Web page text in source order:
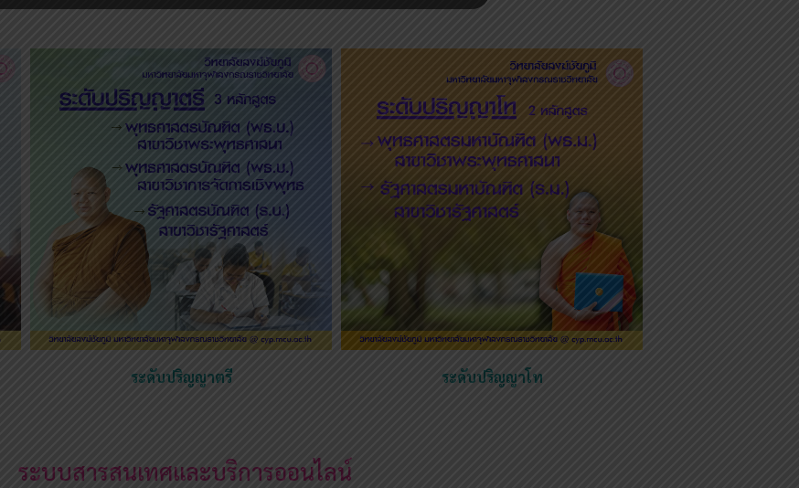
ระดับปริญญาตรี ระดับปริญญาโท
ระบบสารสนเทศและบริการออนไลน์